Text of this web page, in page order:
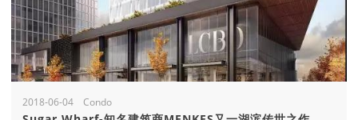
2018-06-04 Condo